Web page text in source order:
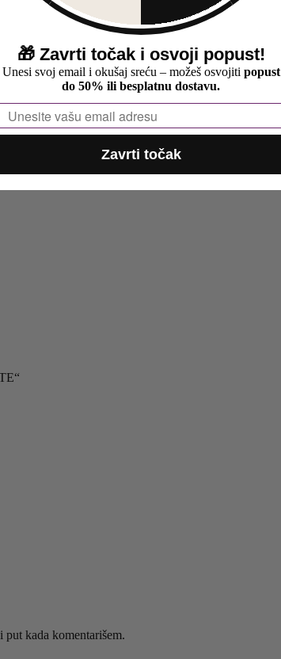
put kada komentarišem.
🎁 Zavrti točak i osvoji popust!
Unesi svoj email i okušaj sreću – možeš osvojiti popust
do 50% ili besplatnu dostavu.
Zavrti točak